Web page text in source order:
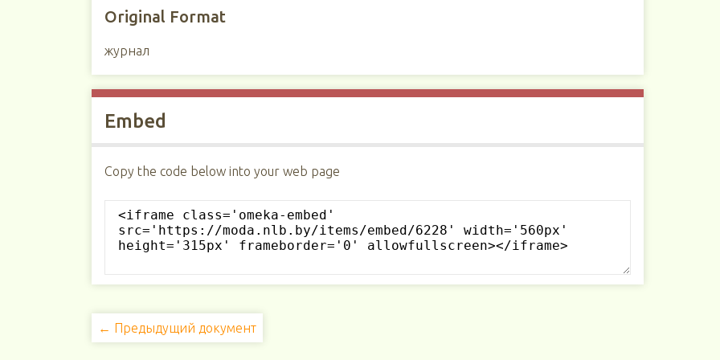
Original Format
журнал
Embed
Copy the code below into your web page
← Предыдущий документ